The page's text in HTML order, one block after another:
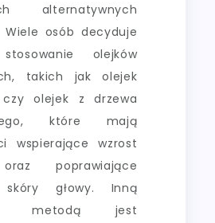
alternatywnych
Wiele osób decyduje
olejków
takich jak olejek
olejek z drzewa
które mają
wspierające wzrost
poprawiające
skóry głowy. Inną
metodą jest